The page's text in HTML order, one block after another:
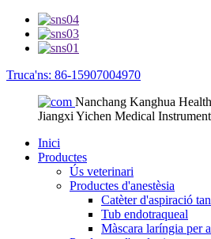
Truca'ns: 86-15907004970
Nanchang Kanghua
Jiangxi Yichen Medical
Inici
Productes
Ús veterinari
Productes d'anestèsia
Catèter d'aspiració
Tub endotraqueal
Màscara laríngia per